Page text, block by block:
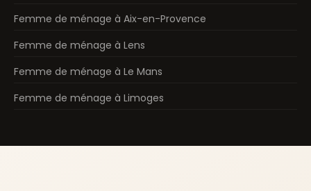
Femme de ménage à Aix-en-Provence
Femme de ménage à Lens
Femme de ménage à Le Mans
Femme de ménage à Limoges